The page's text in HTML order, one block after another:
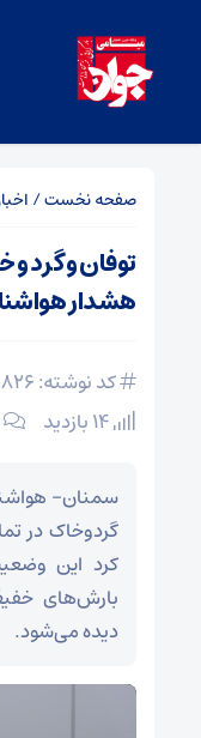
صفحه نخست/
توفان و گرد
هشدار
کد نوشته: 5826
سمنان-
گردوخاک در
کرد این
بارش‌های
دیده می‌شود.